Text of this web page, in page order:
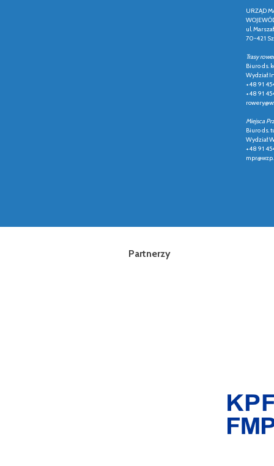
URZĄD
ul.
70-421
Trasy
Biuro ds.
Wydział
+48 91
+48 91
Miejsca
Biuro ds.
Wydział
+48 91
Partnerzy